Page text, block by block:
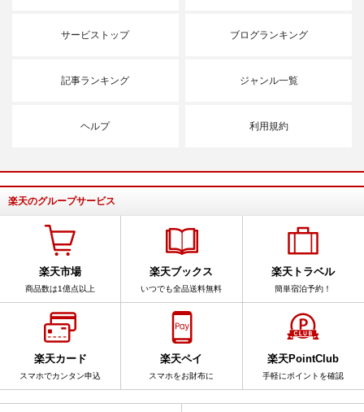
サービストップ ブログランキング
記事ランキング ジャンル一覧
ヘルプ 利用規約
楽天のグループサービス
楽天市場
商品数は1億点以上
楽天ブックス
いつでも全品送料無料
楽天トラベル
簡単宿泊予約！
楽天カード
スマホでカンタン申込
楽天ペイ
スマホをお財布に
楽天PointClub
手軽にポイントを確認